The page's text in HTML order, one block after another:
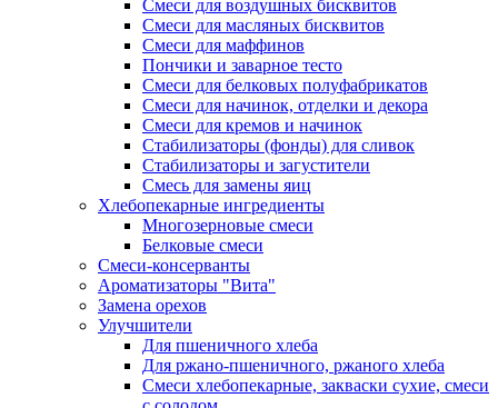
Смеси для воздушных бисквитов
Смеси для масляных бисквитов
Смеси для маффинов
Пончики и заварное тесто
Cмеси для белковых полуфабрикатов
Смеси для начинок, отделки и декора
Смеси для кремов и начинок
Стабилизаторы (фонды) для сливок
Стабилизаторы и загустители
Смесь для замены яиц
Хлебопекарные ингредиенты
Многозерновые смеси
Белковые смеси
Смеси-консерванты
Ароматизаторы "Вита"
Замена орехов
Улучшители
Для пшеничного хлеба
Для ржано-пшеничного, ржаного хлеба
Смеси хлебопекарные, закваски сухие, смеси